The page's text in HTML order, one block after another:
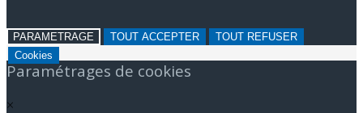
PARAMETRAGE TOUT ACCEPTER
TOUT REFUSER
Cookies
Paramétrages de cookies
×